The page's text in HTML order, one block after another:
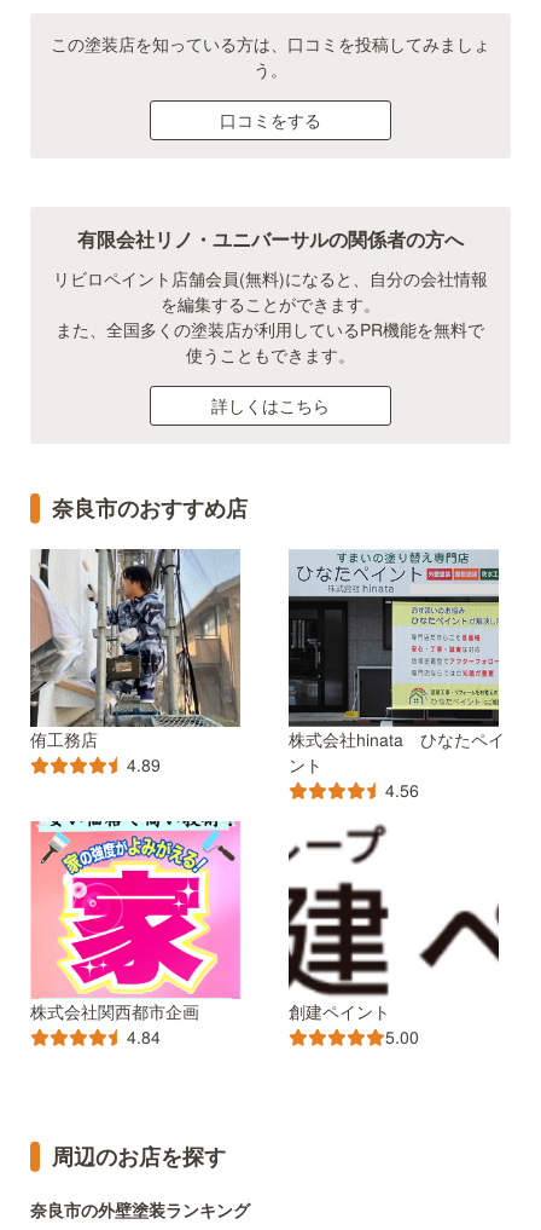
この塗装店を知っている方は、口コミを投稿してみましょ
う。
口コミをする
有限会社リノ・ユニバーサルの関係者の方へ
リビロペイント店舗会員(無料)になると、自分の会社情報
を編集することができます。
また、全国多くの塗装店が利用しているPR機能を無料で
使うこともできます。
詳しくはこちら
奈良市のおすすめ店
侑工務店
4.89
株式会社hinata ひなたペイ
ント
4.56
株式会社関西都市企画
4.84
創建ペイント
5.00
周辺のお店を探す
奈良市の外壁塗装ランキング